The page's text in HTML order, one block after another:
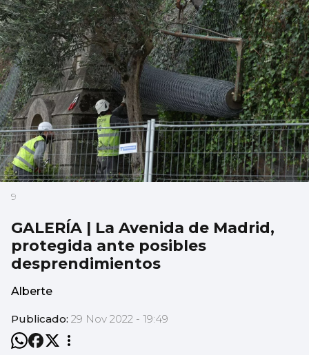
9
GALERÍA | La Avenida de Madrid,
protegida ante posibles
desprendimientos
Alberte
Publicado: 29 Nov 2022 - 19:49